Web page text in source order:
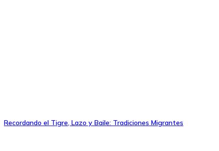
Recordando el Tigre, Lazo y Baile: Tradiciones Migrantes